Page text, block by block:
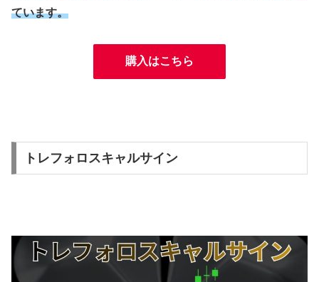
ています。
購入はこちら
トレフォロスキャルサイン